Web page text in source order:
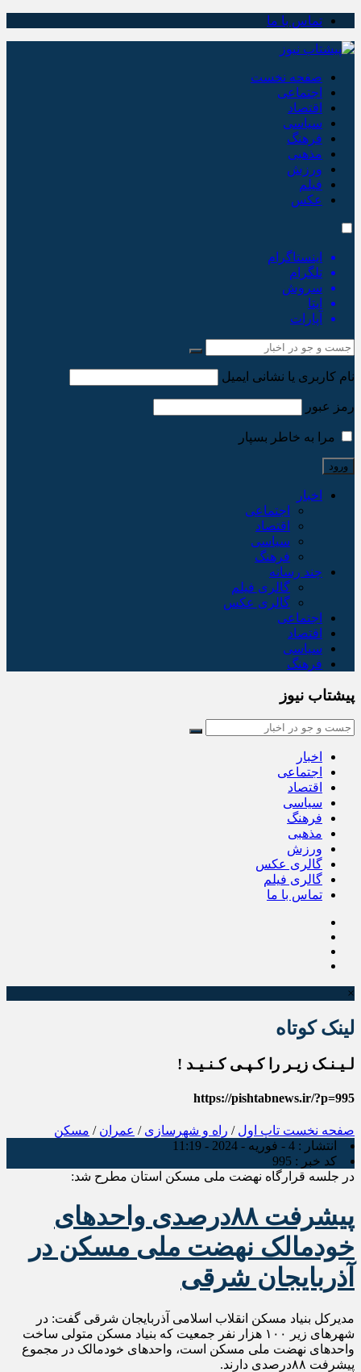
تماس با ما
صفحه نخست
اجتماعی
اقتصاد
سیاسی
فرهنگ
مذهبی
ورزش
فیلم
عکس
اینستاگرام
تلگرام
سروش
ایتا
آپارات
نام کاربری یا نشانی ایمیل
رمز عبور
مرا به خاطر بسپار
اخبار
اجتماعی
اقتصاد
سیاسی
فرهنگ
چند رسانه
گالری فیلم
گالری عکس
اجتماعی
اقتصاد
سیاسی
فرهنگ
پیشتاب نیوز
اخبار
اجتماعی
اقتصاد
سیاسی
فرهنگ
مذهبی
ورزش
گالری عکس
گالری فیلم
تماس با ما
×
لینک کوتاه
لـیـنـک زیـر را کـپـی کـنـیـد !
https://pishtabnews.ir/?p=995
صفحه نخست تاپ اول / راه و شهرسازی / عمران / مسکن
انتشار : 4 - فوریه - 2024 - 11:19
کد خبر : 995
در جلسه قرارگاه نهضت ملی مسکن استان مطرح شد:
پیشرفت ۸۸درصدی واحد‌های
خودمالک نهضت ملی مسکن در
آذربایجان شرقی
مدیرکل بنیاد مسکن انقلاب اسلامی آذربایجان شرقی گفت: در
شهرهای زیر ۱۰۰ هزار نفر جمعیت که بنیاد مسکن متولی ساخت
واحد‌های نهضت ملی مسکن است، واحد‌های خودمالک در مجموع
پیشرفت ۸۸درصدی دارند.